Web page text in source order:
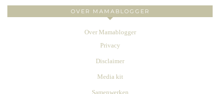
OVER MAMABLOGGER
Over Mamablogger
Privacy
Disclaimer
Media kit
Samenwerken